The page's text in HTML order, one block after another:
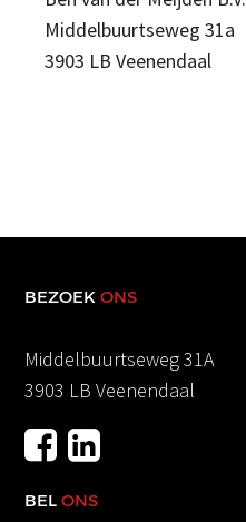
Middelbuurtseweg 31a
3903 LB Veenendaal
BEZOEKONS
Middelbuurtseweg 31A
3903 LB Veenendaal
BELONS